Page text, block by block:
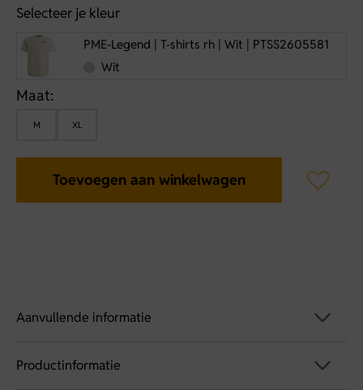
Selecteer je kleur
PME-Legend | T-shirts rh | Wit | PTSS2605581
Wit
Maat:
M XL
Toevoegen aan winkelwagen
Aanvullende informatie
Artikelnummer
Productinformatie